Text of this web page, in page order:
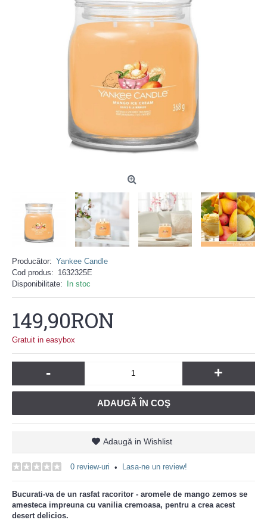
Producător: Yankee Candle
Cod produs: 1632325E
Disponibilitate:
In stoc
149,90RON
Gratuit in easybox
- +
ADAUGĂ ÎN COŞ
Adaugă in Wishlist
0 review-uri • Lasa-ne un review!
Bucurati-va de un rasfat racoritor - aromele de mango zemos se
amesteca impreuna cu vanilia cremoasa, pentru a crea acest
desert delicios.